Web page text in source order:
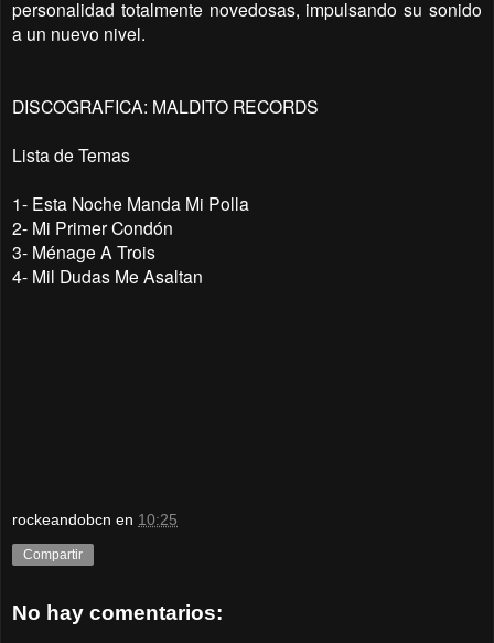
personalidad totalmente novedosas, impulsando su sonido
a un nuevo nivel.
DISCOGRAFICA: MALDITO RECORDS
Lista de Temas
1- Esta Noche Manda Mi Polla
2- Mi Primer Condón
3- Ménage A Trois
4- Mil Dudas Me Asaltan
rockeandobcn en 10:25
Compartir
No hay comentarios: